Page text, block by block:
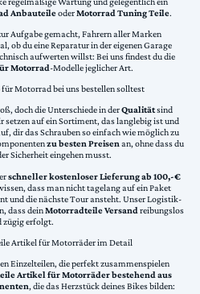
AnbauteileoderMotorrad Tuning Teile.
Aufgabe gemacht, Fahrern aller Marken
ob du eine Reparatur in der eigenen Garage
aufwerten willst: Bei uns findest du die
Motorrad-Modelle jeglicher Art.
Motorrad bei uns bestellen solltest
doch die Unterschiede in derQualitätsind
setzen auf ein Sortiment, das langlebig ist und
dir das Schrauben so einfach wie möglich zu
zu besten Preisenan, ohne dass du
Sicherheit eingehen musst.
schneller kostenloser Lieferung ab 100,-€
dass man nicht tagelang auf ein Paket
und die nächste Tour ansteht. Unser Logistik-
dass deinMotorradteile Versand reibungslos
zügig erfolgt.
Artikel für Motorräder im Detail
Einzelteilen, die perfekt zusammenspielen
Artikel für Motorräder bestehend aus
, die das Herzstück deines Bikes bilden: